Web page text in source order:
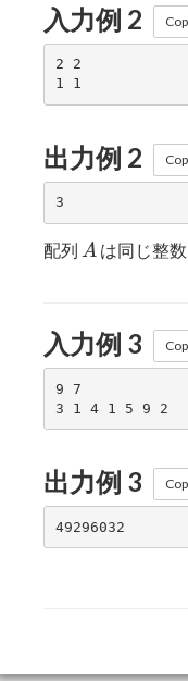
入力例 2
2 2
出力例 2
配列 A
A は同じ整
入力例 3
9 7
出力例 3